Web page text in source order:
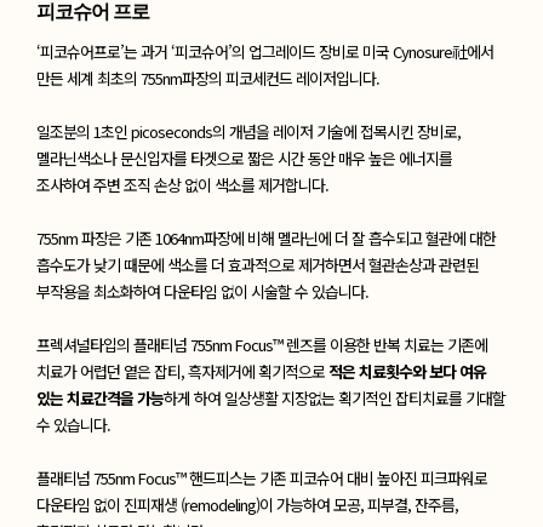
피코슈어 프로
‘피코슈어프로’는 과거 ‘피코슈어’의 업그레이드 장비로 미국Cynosure社에서
만든 세계 최초의 755nm파장의 피코세컨드 레이저입니다.
일조분의 1초인 picoseconds의 개념을 레이저 기술에 접목시킨 장비로,
멜라닌색소나 문신입자를 타겟으로 짧은 시간 동안 매우 높은 에너지를
조사하여주변 조직 손상 없이 색소를 제거합니다.
755nm 파장은 기존 1064nm파장에 비해 멜라닌에 더 잘 흡수되고혈관에 대한
흡수도가 낮기 때문에 색소를 더 효과적으로 제거하면서혈관손상과 관련된
부작용을 최소화하여 다운타임 없이 시술할 수 있습니다.
프렉셔널타입의 플래티넘 755nm Focus™ 렌즈를 이용한 반복 치료는 기존에
치료가 어렵던 옅은 잡티, 흑자제거에 획기적으로 적은 치료횟수와 보다 여유
있는 치료간격을 가능하게 하여 일상생활 지장없는 획기적인 잡티치료를 기대할
수 있습니다.
플래티넘 755nm Focus™ 핸드피스는 기존 피코슈어 대비 높아진 피크파워로
다운타임 없이 진피재생 (remodeling)이 가능하여 모공, 피부결, 잔주름,